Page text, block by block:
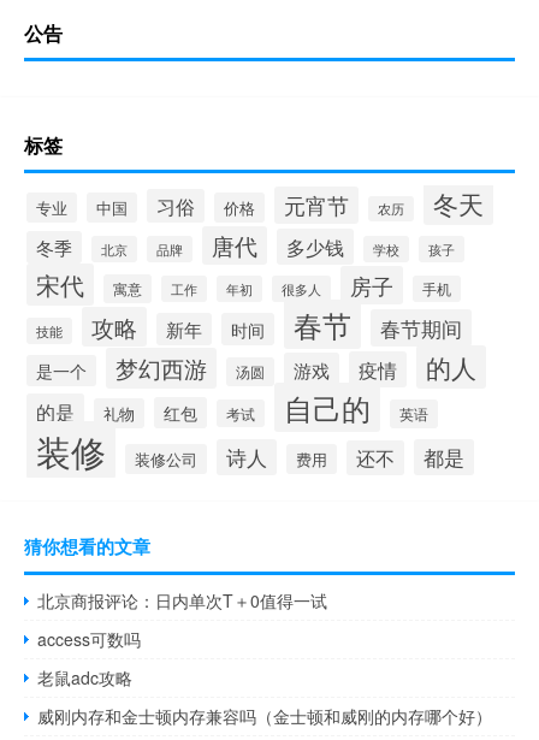
公告
标签
专业 中国 习俗 价格 元宵节 农历 冬天
冬季 北京 品牌 唐代 多少钱 学校 孩子
宋代 寓意 工作 年初 很多人 房子 手机
技能 攻略 新年 时间 春节 春节期间
是一个 梦幻西游 汤圆 游戏 疫情 的人
的是 礼物 红包 考试 自己的 英语
装修 装修公司 诗人 费用 还不 都是
猜你想看的文章
北京商报评论：日内单次T＋0值得一试
access可数吗
老鼠adc攻略
威刚内存和金士顿内存兼容吗（金士顿和威刚的内存哪个好）